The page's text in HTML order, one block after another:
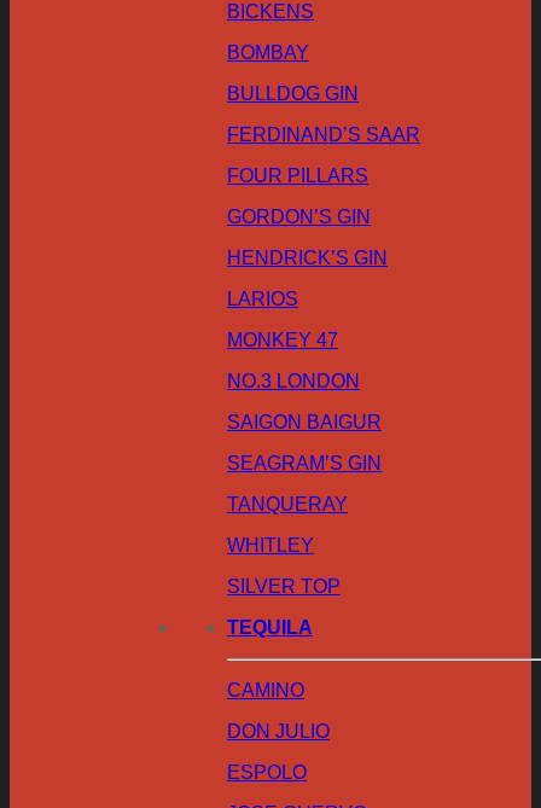
BICKENS
BOMBAY
BULLDOG GIN
FERDINAND’S SAAR
FOUR PILLARS
GORDON’S GIN
HENDRICK’S GIN
LARIOS
MONKEY 47
NO.3 LONDON
SAIGON BAIGUR
SEAGRAM’S GIN
TANQUERAY
WHITLEY
SILVER TOP
TEQUILA
CAMINO
DON JULIO
ESPOLO